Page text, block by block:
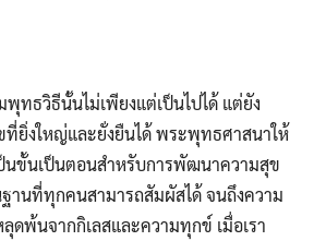
ทธวิธีนั้นไม่เพียงแต่เป็นไปได้ แต่ยัง
ที่ยิ่งใหญ่และยั่งยืนได้ พระพุทธศาสนาให้
นขั้นเป็นตอนสำหรับการพัฒนาความสุข
านที่ทุกคนสามารถสัมผัสได้ จนถึงความ
ดพ้นจากกิเลสและความทุกข์ เมื่อเรา